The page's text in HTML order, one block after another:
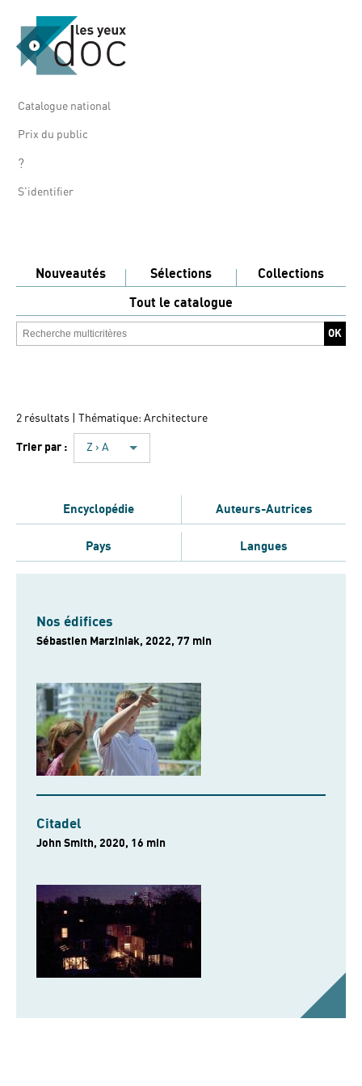
Catalogue national
Prix du public
?
S'identifier
Nouveautés Sélections
Collections
Tout le catalogue
2 résultats | Thématique: Architecture
Trier par : Z › A
Encyclopédie Auteurs-Autrices
Pays Langues
Nos édifices
Sébastien Marziniak, 2022, 77 min
Citadel
John Smith, 2020, 16 min